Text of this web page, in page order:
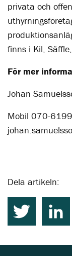
privata och
finns i Kil,
För mer
Johan
Mobil 070-
Dela artikeln: